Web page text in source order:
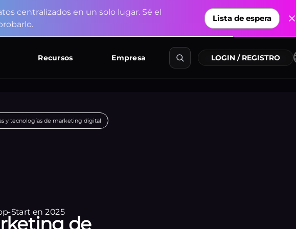
tos centralizados en un solo lugar Sé el
robarlo
Lista de espera
Explorar conectores
Recursos
y tecnologías de marketing digital
de